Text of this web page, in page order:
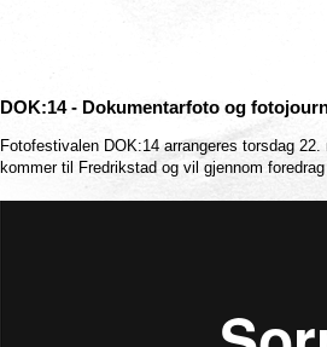
DOK:14 - Dokumentarfoto og
Fotofestivalen DOK:14 arrangeres torsdag
kommer til Fredrikstad og vil gjennom